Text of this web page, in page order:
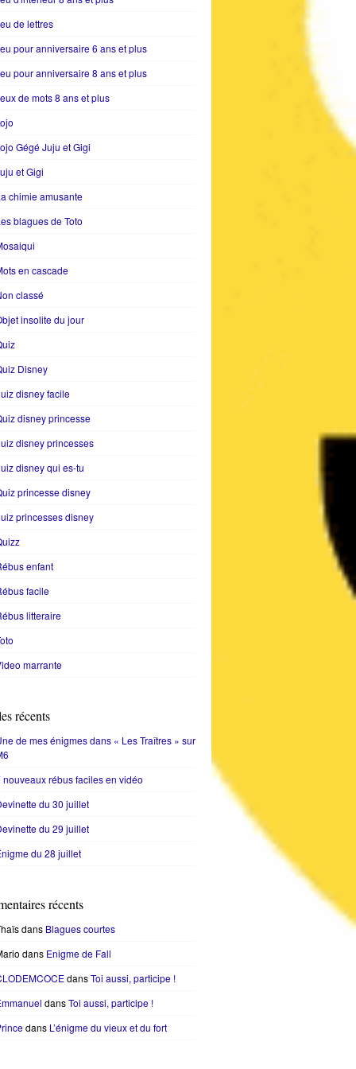
de lettres
pour anniversaire 6 ans et plus
pour anniversaire 8 ans et plus
de mots 8 ans et plus
Gégé Juju et Gigi
et Gigi
chimie amusante
blagues de Toto
en cascade
classé
insolite du jour
Disney
disney facile
disney princesse
disney princesses
disney qui es-tu
princesse disney
princesses disney
enfant
facile
litteraire
marrante
récents
de mes énigmes dans « Les Traîtres » sur
nouveaux rébus faciles en vidéo
du 30 juillet
du 29 juillet
du 28 juillet
récents
dans Blagues courtes
dans Enigme de Fall
dansToi aussi, participe !
dansToi aussi, participe !
dans L’énigme du vieux et du fort